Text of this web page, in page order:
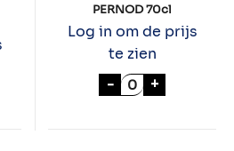
VSOP 70cl aantal
PERNOD 70cl
Log in om de prijs
te zien
- PERNOD 70cl
+